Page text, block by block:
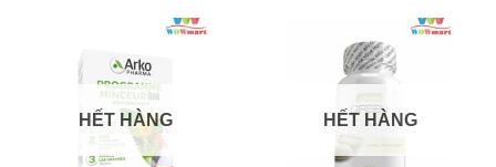
HẾT HÀNG HẾT HÀNG